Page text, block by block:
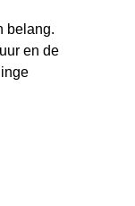
belang.
en de